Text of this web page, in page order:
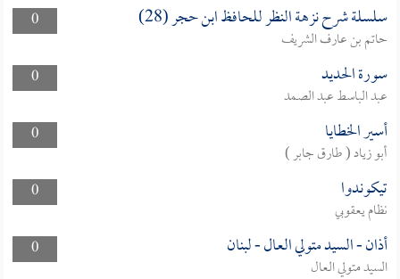
0
سلسلة شرح نزهة النظر للحافظ ابن حجر (28)
حاتم بن عارف الشريف
0
سورة الحديد
عبد الباسط عبد الصمد
0
أسير الخطايا
أبو زياد ( طارق جابر )
0
تيكوندوا
نظام يعقوبي
0
أذان - السيد متولي العال - لبنان
السيد متولي العال